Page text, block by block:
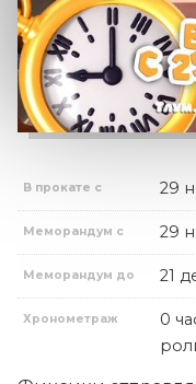
В прокате с 29
Меморандум с 29
Меморандум до 21
Хронометраж
0